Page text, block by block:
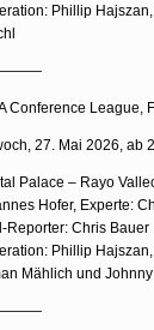
Phillip
Conference League,
27. Mai 2026, ab
Palace – Rayo
Hofer, Experte:
Reporter: Chris Bauer
Phillip
Mählich und Johnny